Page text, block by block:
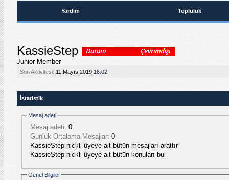
Yardım Topluluk
KassieStep
Junior Member
Son Aktivitesi: 11.Mayıs.2019 16:02
İstatistik
Mesaj adeti
Mesaj adeti: 0
Günlük Ortalama Mesajlar: 0
KassieStep nickli üyeye ait bütün mesajları arattır
KassieStep nickli üyeye ait bütün konuları bul
Genel Bilgiler